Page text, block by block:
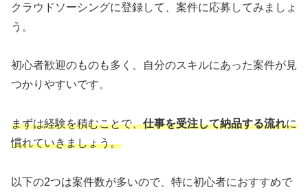
クラウドソーシングに登録して、案件に応募してみましょ
う。
初心者歓迎のものも多く、自分のスキルにあった案件が見
つかりやすいです。
まずは経験を積むことで、仕事を受注して納品する流れに
慣れていきましょう。
以下の2つは案件数が多いので、特に初心者におすすめで